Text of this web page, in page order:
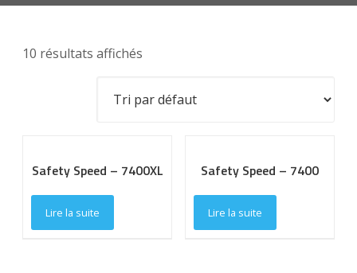
10 résultats affichés
Safety Speed – 7400XL
Lire la suite
Safety Speed – 7400
Lire la suite